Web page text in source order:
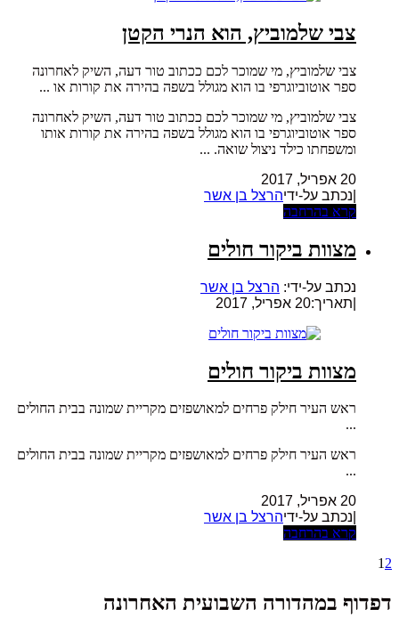
צבי שלמוביץ, הוא הנרי הקטן
צבי שלמוביץ, מי שמוכר לכם ככתוב טור דעה, השיק לאחרונה
ספר אוטוביוגרפי בו הוא מגולל בשפה בהירה את קורות או ...
צבי שלמוביץ, מי שמוכר לכם ככתוב טור דעה, השיק לאחרונה
ספר אוטוביוגרפי בו הוא מגולל בשפה בהירה את קורות אותו
ומשפחתו כילד ניצול שואה. ...
20 אפריל, 2017
|נכתב על-ידיהרצל בן אשר
קרא בהרחבה
מצוות ביקור חולים
נכתב על-ידי: הרצל בן אשר
תאריך:20 אפריל, 2017
מצוות ביקור חולים
ראש העיר חילק פרחים למאושפזים מקריית שמונה בבית החולים
...
ראש העיר חילק פרחים למאושפזים מקריית שמונה בבית החולים
...
20 אפריל, 2017
|נכתב על-ידיהרצל בן אשר
קרא בהרחבה
12
דפדוף במהדורה השבועית האחרונה